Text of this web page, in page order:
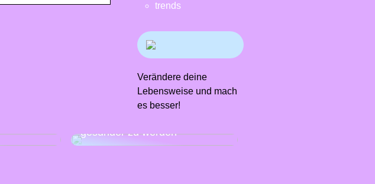
trends
Verändere deine
Lebensweise und mach
es besser!
Machen Sie es sich mit einem
gesünder zu werden